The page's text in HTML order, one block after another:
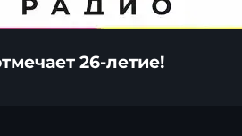
26-летие!